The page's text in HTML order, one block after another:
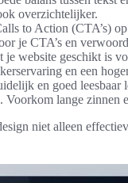
overzichtelijker.
to Action (CTA’s)
je CTA’s en
je website geschikt is
en een
en goed leesbaar
lange zinnen
niet alleen